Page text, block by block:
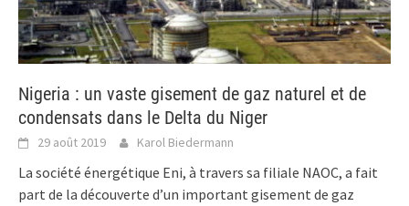
Nigeria : un vaste gisement de gaz naturel et de
condensats dans le Delta du Niger
29 août 2019 Karol Biedermann
La société énergétique Eni, à travers sa filiale NAOC, a fait
part de la découverte d’un important gisement de gaz